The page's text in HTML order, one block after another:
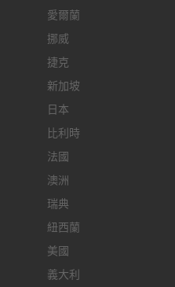
愛爾蘭
挪威
捷克
新加坡
日本
比利時
法國
澳洲
瑞典
紐西蘭
美國
義大利